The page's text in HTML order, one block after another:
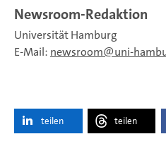
Newsroom-Redaktion
Universität Hamburg
E-Mail: newsroom uni-
teilen teilen